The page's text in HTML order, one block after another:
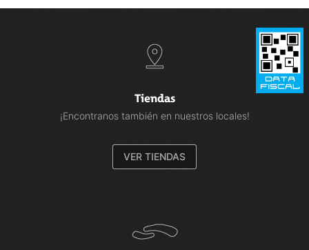
Tiendas
¡Encontranos también en nuestros locales!
VER TIENDAS